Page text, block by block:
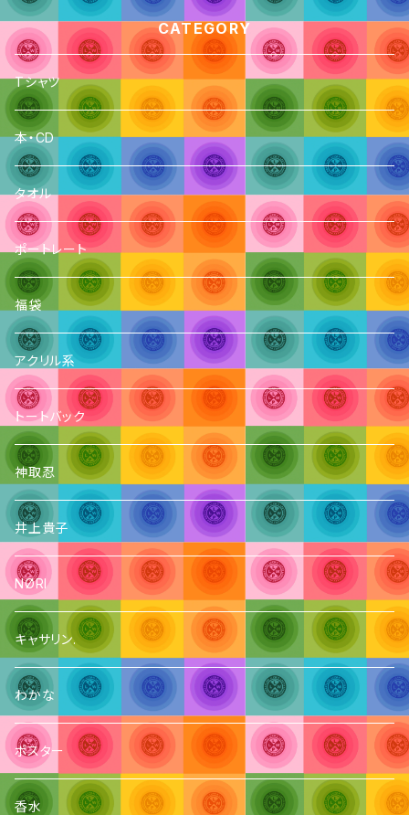
CATEGORY
Tシャツ
本・CD
タオル
ポートレート
福袋
アクリル系
トートバック
神取忍
井上貴子
NØRI
キャサリン.
わかな
ポスター
香水